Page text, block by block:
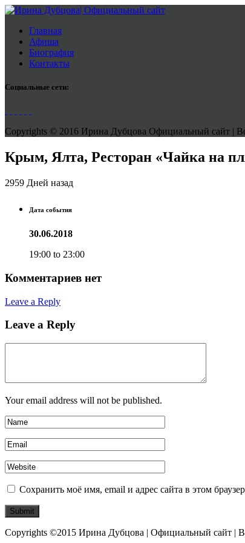
Главная
Афиша
Биография
Контакты
Социальные сети:
Copyrights © 2016 Ирина Дубцова Официальный сайт |
Крым, Ялта, Ресторан «Чайка на
2959 Дней назад
Дата события
30.06.2018
19:00 to 23:00
Комментариев нет
Leave a Reply
Leave a Reply
Your email address will not be published.
Сохранить моё имя, email и адрес сайта в этом
Copyrights ©2015 Ирина Дубцова | Официальный сайт |